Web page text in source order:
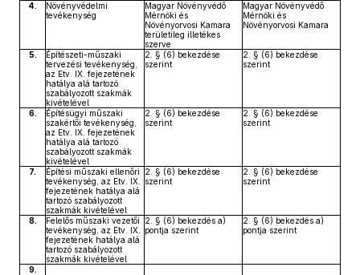
4.
Növényvédelmi
tevékenység
Magyar Növényvédő
Mérnöki és
Növényorvosi Kamara
területileg illetékes
szerve
Magyar Növényvédő
Mérnöki és
Növényorvosi Kamara
5.
Építészeti-műszaki
tervezési tevékenység,
az Etv. IX. fejezetének
hatálya alá tartozó
szabályozott szakmák
kivételével
2. § (6) bekezdése
szerint
2. § (6) bekezdése
szerint
6.
Építésügyi műszaki
szakértői tevékenység,
az Etv. IX. fejezetének
hatálya alá tartozó
szabályozott szakmák
kivételével
2. § (6) bekezdése
szerint
2. § (6) bekezdése
szerint
7.
Építési műszaki ellenőri
tevékenység, az Etv. IX.
fejezetének hatálya alá
tartozó szabályozott
szakmák kivételével
2. § (6) bekezdése
szerint
2. § (6) bekezdése
szerint
8.
Felelős műszaki vezetői
tevékenység, az Etv. IX.
fejezetének hatálya alá
tartozó szabályozott
szakmák kivételével
2. § (6) bekezdés a)
pontja szerint
2. § (6) bekezdés a)
pontja szerint
9.